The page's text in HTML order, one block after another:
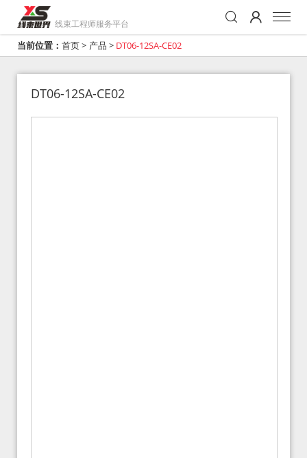
线束工程师服务平台
当前位置： 首页> 产品 > DT06-12SA-CE02
DT06-12SA-CE02